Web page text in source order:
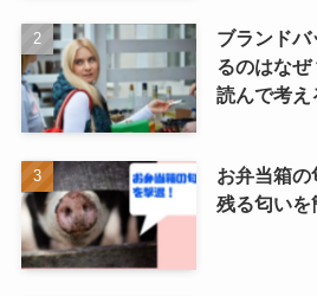
ブランド
るのはなぜ
読んで考え
お弁当箱の
残る匂いを